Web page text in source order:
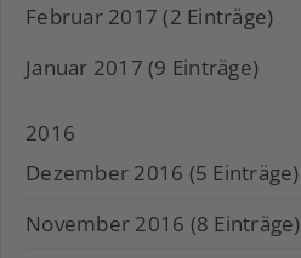
Februar 2017 (2 Einträge)
Januar 2017 (9 Einträge)
2016
Dezember 2016 (5 Einträge)
November 2016 (8 Einträge)